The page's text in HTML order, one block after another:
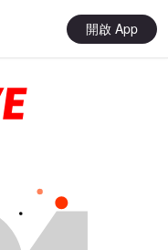
開啟 App